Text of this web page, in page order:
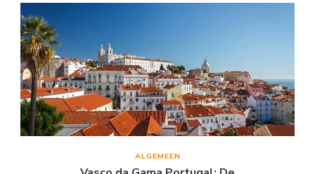
ALGEMEEN